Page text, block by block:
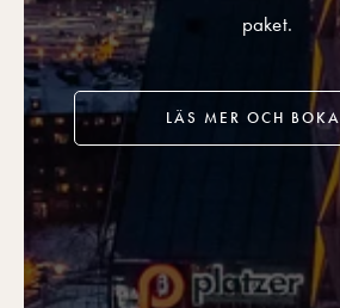
paket.
LÄS MER OCH BOKA